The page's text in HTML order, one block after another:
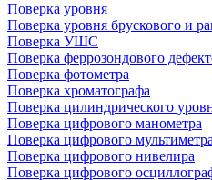
Поверка уровня
Поверка уровня брускового и
Поверка УШС
Поверка феррозондового
Поверка фотометра
Поверка хроматографа
Поверка цилиндрического
Поверка цифрового манометра
Поверка цифрового мультиметра
Поверка цифрового нивелира
Поверка цифрового